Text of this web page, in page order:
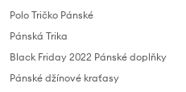
Polo Tričko Pánské
Pánská Trika
Black Friday 2022 Pánské doplňky
Pánské džínové kraťasy